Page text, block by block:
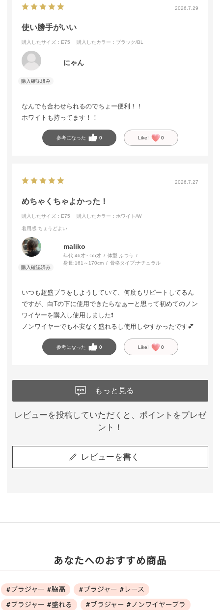
2026.7.29
使い勝手がいい
購入したサイズ：E75 購入したカラー：ブラック/BL
にゃん
なんでも合わせられるのでちょー便利！！
ホワイトも持ってます！！
参考になった 0 Like! 0
2026.7.27
めちゃくちゃよかった！
購入したサイズ：E75 購入したカラー：ホワイト/W
着用感:ちょうどよい
maliko
年代:46才～55才 体型:ふつう
身長:161～170cm 骨格タイプ:ナチュラル
いつも超盛ブラをしようしていて、何度もリピートしてるん
ですが、白Tの下に使用できたらなぁーと思って初めてのノン
ワイヤーを購入し使用しました❗️
ノンワイヤーでも不安なく盛れるし使用しやすかったです💕
参考になった 0 Like! 0
もっと見る
レビューを投稿していただくと、ポイントをプレゼ
ント！
レビューを書く
あなたへのおすすめ商品
#ブラジャー #脇高
#ブラジャー #レース
#ブラジャー #盛れる
#ブラジャー #ノンワイヤーブラ